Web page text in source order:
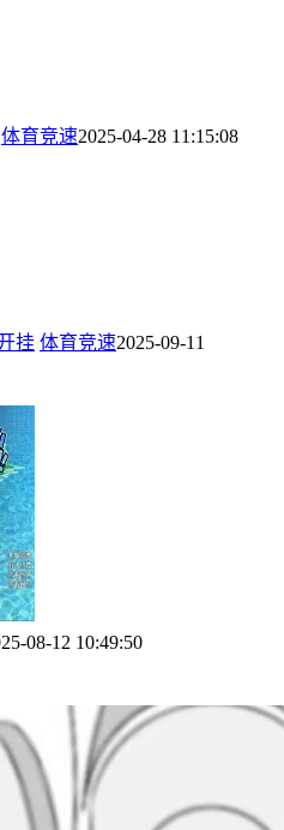
体育竞速2025-04-28 11:15:08
挂 体育竞速2025-09-11
08-12 10:49:50